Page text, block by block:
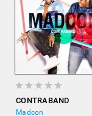
CONTRABAND
Madcon